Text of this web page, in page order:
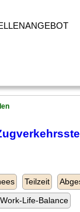
Teilzeit
Work-Life-Balance